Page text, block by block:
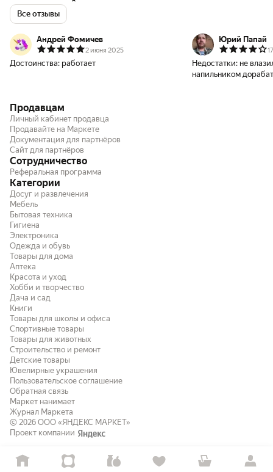
Все отзывы
Андрей Фомичев
2 июня 2025
Достоинства: работает
Юрий Папай
Недостатки: не
напильником
Продавцам
Личный кабинет продавца
Продавайте на Маркете
Документация для партнёров
Сайт для партнёров
Сотрудничество
Реферальная программа
Категории
Досуг и развлечения
Мебель
Бытовая техника
Гигиена
Электроника
Одежда и обувь
Товары для дома
Аптека
Красота и уход
Хобби и творчество
Дача и сад
Книги
Товары для школы и офиса
Спортивные товары
Товары для животных
Строительство и ремонт
Детские товары
Ювелирные украшения
Пользовательское соглашение
Обратная связь
Маркет нанимает
Журнал Маркета
© 2026 ООО «ЯНДЕКС МАРКЕТ»
Проект компании